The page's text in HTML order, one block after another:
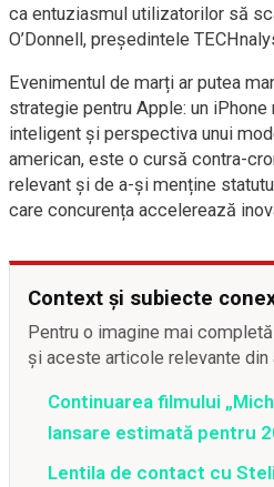
ca entuziasmul utilizatorilor să
O’Donnell, președintele
Evenimentul de marți ar putea
strategie pentru Apple: un
inteligent și perspectiva unui
american, este o cursă contra-
relevant și de a-și menține
care concurența accelerează
Context și subiecte
Pentru o imagine mai
și aceste articole relevante
Continuarea filmului
lansare estimată pentru
Lentila de contact cu